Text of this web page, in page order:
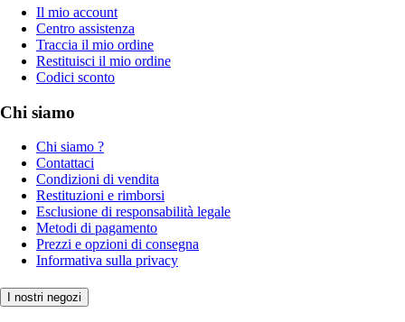
Il mio account
Centro assistenza
Traccia il mio ordine
Restituisci il mio ordine
Codici sconto
Chi siamo
Chi siamo ?
Contattaci
Condizioni di vendita
Restituzioni e rimborsi
Esclusione di responsabilità legale
Metodi di pagamento
Prezzi e opzioni di consegna
Informativa sulla privacy
I nostri negozi